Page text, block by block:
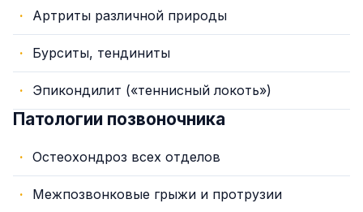
Артриты различной природы
Бурситы, тендиниты
Эпикондилит («теннисный локоть»)
Патологии позвоночника
Остеохондроз всех отделов
Межпозвонковые грыжи и протрузии